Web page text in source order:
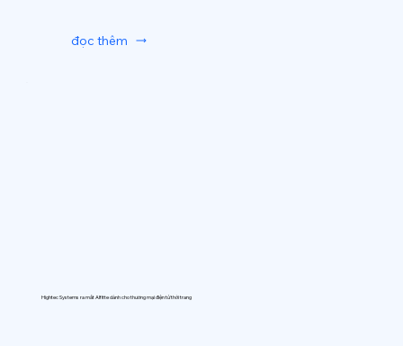
đọc thêm
Hightec Systems ra mắt AIfitte dành cho thương mại điện tử thời trang